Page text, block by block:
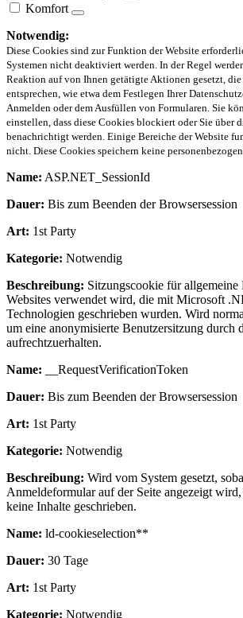
Komfort
Notwendig:
Diese Cookies sind zur Funktion der Website
Systemen nicht deaktiviert werden. In der Regel
Reaktion auf von Ihnen getätigte Aktionen gesetzt,
entsprechen, wie etwa dem Festlegen Ihrer
Anmelden oder dem Ausfüllen von Formularen. Sie
einstellen, dass diese Cookies blockiert oder Sie über
benachrichtigt werden. Einige Bereiche der Website
nicht. Diese Cookies speichern keine
Name: ASP.NET_SessionId
Dauer: Bis zum Beenden der Browsersession
Art: 1st Party
Kategorie: Notwendig
Beschreibung: Sitzungscookie für allgemeine
Websites verwendet wird, die mit Microsoft
Technologien geschrieben wurden. Wird
um eine anonymisierte Benutzersitzung durch
aufrechtzuerhalten.
Name: __RequestVerificationToken
Dauer: Bis zum Beenden der Browsersession
Art: 1st Party
Kategorie: Notwendig
Beschreibung: Wird vom System gesetzt,
Anmeldeformular auf der Seite angezeigt
keine Inhalte geschrieben.
Name: ld-cookieselection**
Dauer: 30 Tage
Art: 1st Party
Kategorie: Notwendig